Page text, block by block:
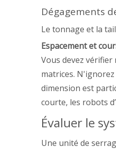
Dégagements
Le tonnage et la
Espacement et
Vous devez vérifier
matrices.
dimension est
courte, les robots
Évaluer le
Une unité de